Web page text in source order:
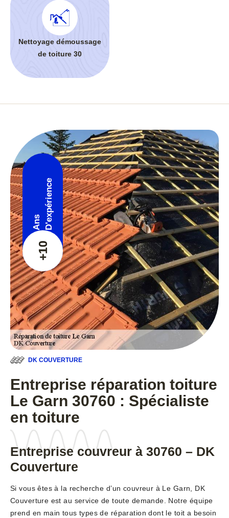
Nettoyage démoussage
de toiture 30
+10
Ans D'expérience
DK COUVERTURE
Entreprise réparation toiture
Le Garn 30760 : Spécialiste
en toiture
Entreprise couvreur à 30760 – DK
Couverture
Si vous êtes à la recherche d’un couvreur à Le Garn, DK
Couverture est au service de toute demande. Notre équipe
prend en main tous types de réparation dont le toit a besoin